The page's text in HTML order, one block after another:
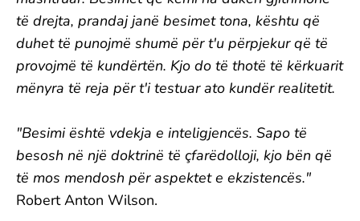
të drejta, prandaj janë besimet tona, kështu që
duhet të punojmë shumë për t'u përpjekur që të
provojmë të kundërtën. Kjo do të thotë të kërkuarit
mënyra të reja për t'i testuar ato kundër realitetit.
"Besimi është vdekja e inteligjencës. Sapo të
besosh në një doktrinë të çfarëdolloji, kjo bën që
të mos mendosh për aspektet e ekzistencës."
Robert Anton Wilson.